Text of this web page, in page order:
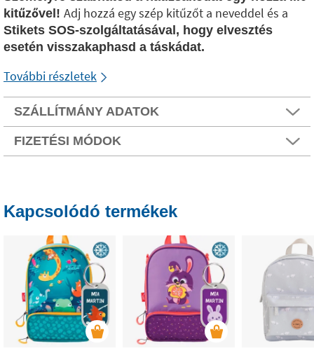
kitűzővel! Adj hozzá egy szép kitűzőt a neveddel és a
Stikets SOS-szolgáltatásával, hogy elvesztés
esetén visszakaphasd a táskádat.
További részletek
SZÁLLÍTMÁNY ADATOK
FIZETÉSI MÓDOK
Kapcsolódó termékek